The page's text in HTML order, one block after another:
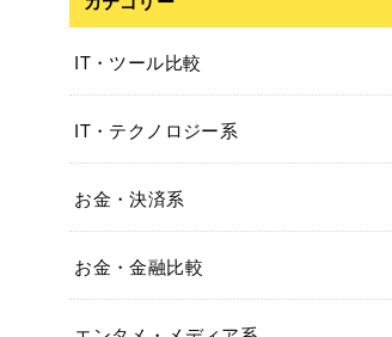
IT・ツール比較
IT・テクノロジー系
お金・決済系
お金・金融比較